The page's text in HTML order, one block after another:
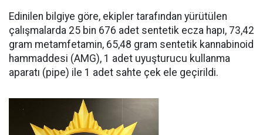
Edinilen bilgiye göre, ekipler tarafından yürütülen
çalışmalarda 25 bin 676 adet sentetik ecza hapı, 73,42
gram metamfetamin, 65,48 gram sentetik kannabinoid
hammaddesi (AMG), 1 adet uyuşturucu kullanma
aparatı (pipe) ile 1 adet sahte çek ele geçirildi.